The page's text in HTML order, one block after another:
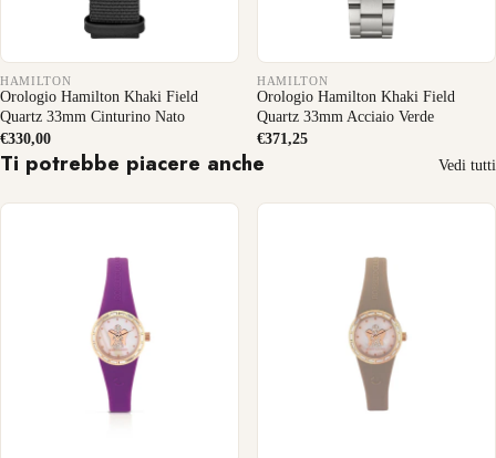
HAMILTON
Orologio Hamilton Khaki Field
Quartz 33mm Cinturino Nato
€330,00
HAMILTON
Orologio Hamilton Khaki Field
Quartz 33mm Acciaio Verde
€371,25
Ti potrebbe piacere anche Vedi tutti